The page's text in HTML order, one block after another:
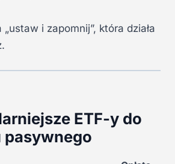
i zapomnij”, która działa
ETF-y do
pasywnego